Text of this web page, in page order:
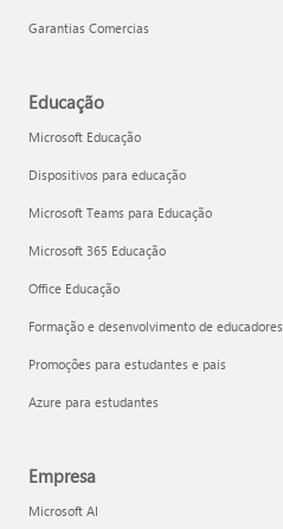
Garantias Comercias
Educação
Microsoft Educação
Dispositivos para educação
Microsoft Teams para Educação
Microsoft 365 Educação
Office Educação
Formação e desenvolvimento de educadores
Promoções para estudantes e pais
Azure para estudantes
Empresa
Microsoft AI